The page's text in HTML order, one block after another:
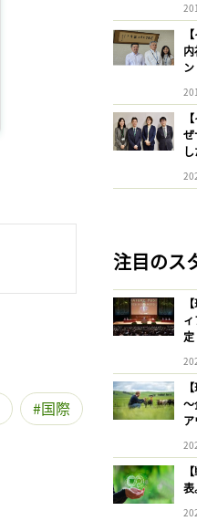
国際
ぜ
注目のス
定
〜
表